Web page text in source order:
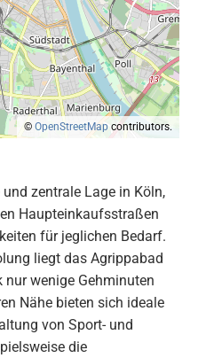
© OpenStreetMap contributors.
zentrale Lage in Köln,
Haupteinkaufsstraßen
für jeglichen Bedarf.
liegt das Agrippabad
wenige Gehminuten
Nähe bieten sich ideale
von Sport- und
die